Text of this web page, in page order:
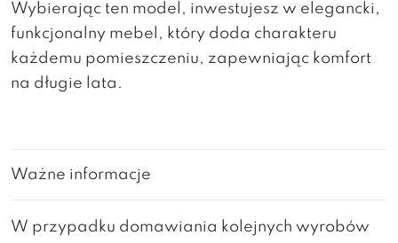
Wybierając ten model, inwestujesz w elegancki,
funkcjonalny mebel, który doda charakteru
każdemu pomieszczeniu, zapewniając komfort
na długie lata.
Ważne informacje
W przypadku domawiania kolejnych wyrobów